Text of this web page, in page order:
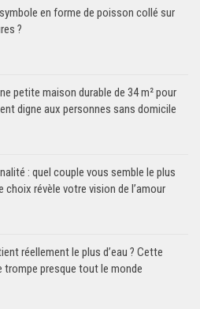
en forme de poisson collé sur
?
petite maison durable de 34 m² pour
digne aux personnes sans domicile
: quel couple vous semble le plus
choix révèle votre vision de l’amour
réellement le plus d’eau ? Cette
trompe presque tout le monde